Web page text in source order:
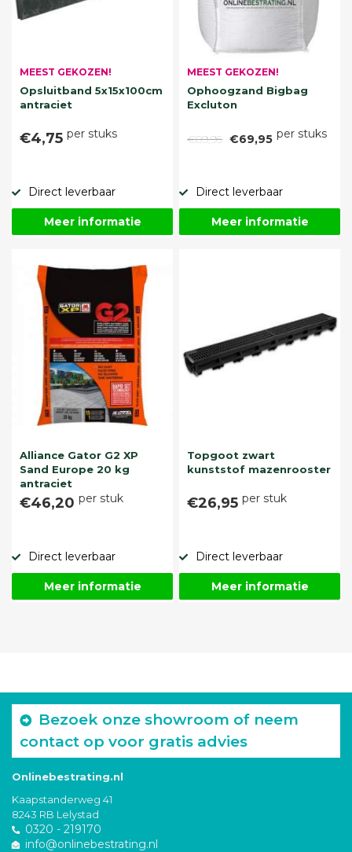
MEEST GEKOZEN!
Opsluitband 5x15x100cm
antraciet
€4,75 per stuks
Direct leverbaar
Meer informatie
MEEST GEKOZEN!
Ophoogzand Bigbag
Excluton
€89,95 €69,95 per stuks
Direct leverbaar
Meer informatie
Alliance Gator G2 XP
Sand Europe 20 kg
antraciet
€46,20 per stuk
Direct leverbaar
Meer informatie
Topgoot zwart
kunststof mazenrooster
€26,95 per stuk
Direct leverbaar
Meer informatie
Bezoek onze showroom of neem
contact op voor gratis advies
Onlinebestrating.nl
Kaapstanderweg 41
8243 RB Lelystad
0320 - 219170
info@onlinebestrating.nl